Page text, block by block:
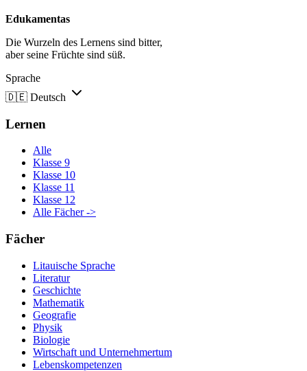
Edukamentas
Die Wurzeln des Lernens sind bitter,
aber seine Früchte sind süß.
Sprache
🇩🇪 Deutsch
Lernen
Alle
Klasse 9
Klasse 10
Klasse 11
Klasse 12
Alle Fächer ->
Fächer
Litauische Sprache
Literatur
Geschichte
Mathematik
Geografie
Physik
Biologie
Wirtschaft und Unternehmertum
Lebenskompetenzen